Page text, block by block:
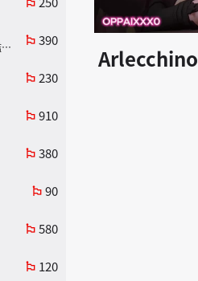
艦隊これくしょん-艦これ-
emoji_flags 390
emoji_flags 230
emoji_flags 910
emoji_flags 380
emoji_flags 90
emoji_flags 580
emoji_flags 120